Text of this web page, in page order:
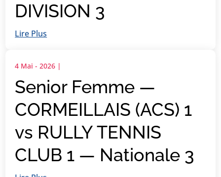
DIVISION 3
Lire Plus
Senior Femme —
CORMEILLAIS (ACS) 1
vs RULLY TENNIS
CLUB 1 — Nationale 3
4 Mai - 2026 |